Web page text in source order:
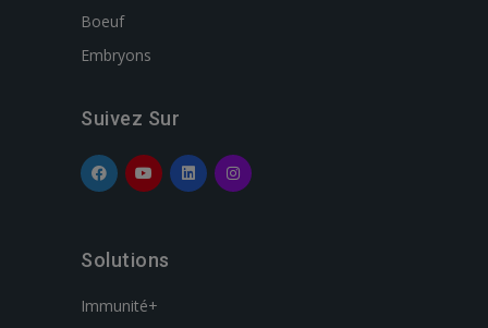
Boeuf
Embryons
Suivez Sur
Solutions
Immunité+